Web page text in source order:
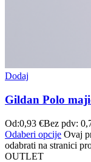
Dodaj
Gildan Polo
Od:0,93 €Bez pdv:
Odaberi opcije Ovaj
odabrati na stranici
OUTLET